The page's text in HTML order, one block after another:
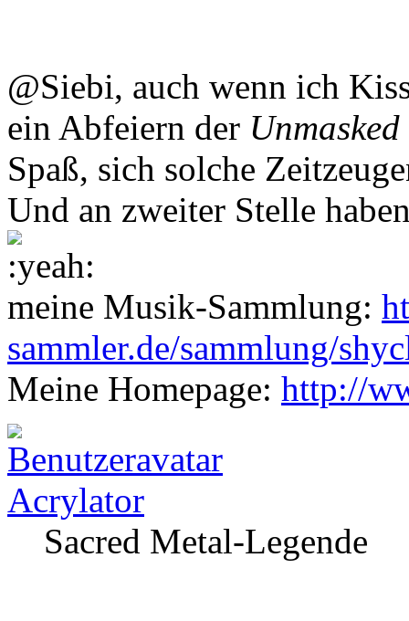
@Siebi, auch wenn ich
ein Abfeiern der Unmasked
Spaß, sich solche
Und an zweiter Stelle
meine Musik-Sammlung:
sammler.de/sammlung/
Meine Homepage: http://
Acrylator
Sacred Metal-Legende